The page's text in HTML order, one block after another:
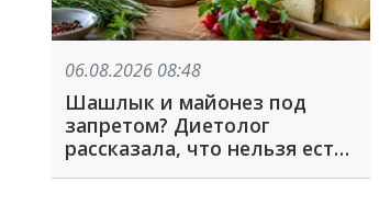
06.08.2026 08:48
Шашлык и майонез под
запретом? Диетолог
рассказала, что нельзя есть
в жару